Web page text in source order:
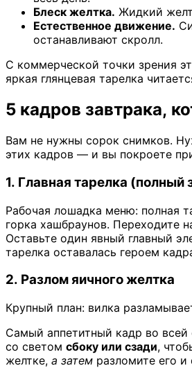
Блеск желтка. Жидкий
Естественное движение.
останавливают скролл.
С коммерческой точки зрения
яркая глянцевая тарелка
5 кадров завтрака,
Вам не нужны сорок снимков.
этих кадров — и вы покроете
1. Главная тарелка (полный
Рабочая лошадка меню: полная
горка хашбраунов. Переходите
Оставьте один явный главный
тарелка оставалась героем
2. Разлом яичного желтка
Крупный план: вилка
Самый аппетитный кадр во
со светом сбоку или сзади,
желтке, а затем разломите его